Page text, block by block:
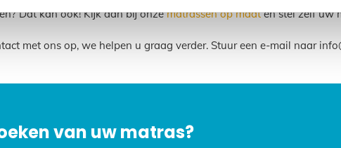
Dat kan ook! Kijk dan bij onzematrassen op maaten stel zelf uw
met ons op, we helpen u graag verder. Stuur een e-mail naar
van uw matras?